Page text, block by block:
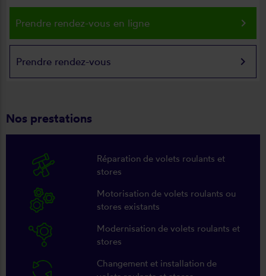
Prendre rendez-vous en ligne keyboard_arrow_right
Prendre rendez-vous keyboard_arrow_right
Nos prestations
Réparation de volets roulants et
stores
Motorisation de volets roulants ou
stores existants
Modernisation de volets roulants et
stores
Changement et installation de